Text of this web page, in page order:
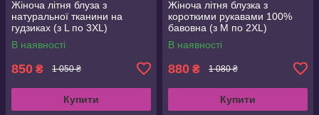
Жіноча літня блуза з
натуральної тканини на
гудзиках (з L по 3XL)
В наявності
850 ₴ 1 050 ₴
Купити
Жіноча літня блузка з
короткими рукавами 100%
бавовна (з M по 2XL)
В наявності
880 ₴ 1 080 ₴
Купити